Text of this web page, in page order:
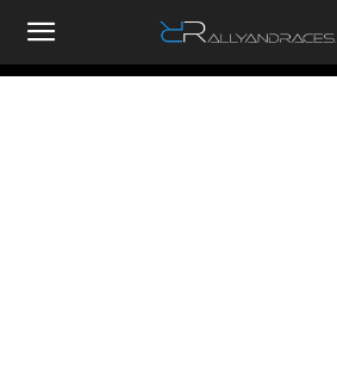
RallyandRaces.com